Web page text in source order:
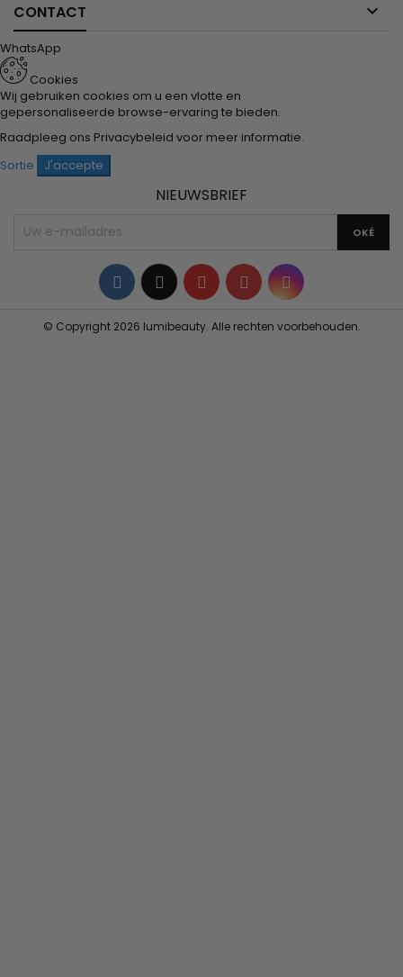
CONTACT 
WhatsApp
Cookies
Wij gebruiken cookies om u een vlotte en
gepersonaliseerde browse-ervaring te bieden.
Raadpleeg ons Privacybeleid voor meer informatie.
Sortie
J'accepte
NIEUWSBRIEF
Facebook
TwitterYouTubePinterestInstagram
© Copyright 2026 lumibeauty. Alle rechten voorbehouden.